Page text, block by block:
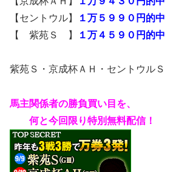
【セントウル】
１万５９９０円的中
【 紫苑Ｓ 】
１万４５９０円的中
紫苑Ｓ・京成杯ＡＨ・セントウルＳ
馬主関係者の勝負買い目を、
何と今回限り特別無料配信！